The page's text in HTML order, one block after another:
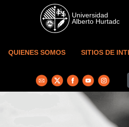
Skip to main content
QUIENES SOMOS SITIOS DE